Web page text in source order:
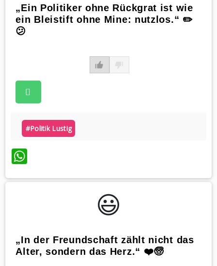
„Ein Politiker ohne Rückgrat ist wie
ein Bleistift ohne Mine: nutzlos.“ ✏️
😕
#politik Lustig
WhatsApp
😃️
„In der Freundschaft zählt nicht das
Alter, sondern das Herz.“ ❤️🧓